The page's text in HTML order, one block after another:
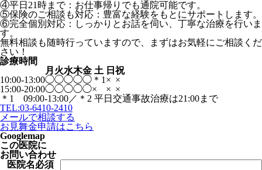
④平日21時まで：お仕事帰りでも通院可能です。
⑤保険のご相談も対応：豊富な経験をもとにサポートします。
⑥完全個別対応：しっかりとお話を伺い、丁寧な治療を行いま
す。
無料相談も随時行っていますので、まずはお気軽にご相談くだ
さい！
診療時間
月 火水木金 土 日祝
10:00-13:00◯◯◯◯◯ ＊1 × ×
15:00-20:00◯◯◯◯◯× × ×
＊1 09:00-13:00／＊2 平日交通事故治療は21:00まで
TEL:03-6410-2410
メールで相談する
お見舞金申請はこちら
Googlemap
この医院に
お問い合わせ
医院名必須